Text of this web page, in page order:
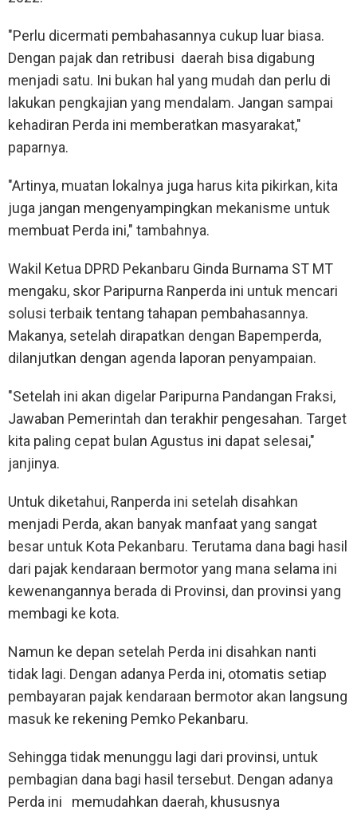
"Perlu dicermati pembahasannya cukup luar biasa.
Dengan pajak dan retribusi daerah bisa digabung
menjadi satu. Ini bukan hal yang mudah dan perlu di
lakukan pengkajian yang mendalam. Jangan sampai
kehadiran Perda ini memberatkan masyarakat,"
paparnya.
"Artinya, muatan lokalnya juga harus kita pikirkan, kita
juga jangan mengenyampingkan mekanisme untuk
membuat Perda ini," tambahnya.
Wakil Ketua DPRD Pekanbaru Ginda Burnama ST MT
mengaku, skor Paripurna Ranperda ini untuk mencari
solusi terbaik tentang tahapan pembahasannya.
Makanya, setelah dirapatkan dengan Bapemperda,
dilanjutkan dengan agenda laporan penyampaian.
"Setelah ini akan digelar Paripurna Pandangan Fraksi,
Jawaban Pemerintah dan terakhir pengesahan. Target
kita paling cepat bulan Agustus ini dapat selesai,"
janjinya.
Untuk diketahui, Ranperda ini setelah disahkan
menjadi Perda, akan banyak manfaat yang sangat
besar untuk Kota Pekanbaru. Terutama dana bagi hasil
dari pajak kendaraan bermotor yang mana selama ini
kewenangannya berada di Provinsi, dan provinsi yang
membagi ke kota.
Namun ke depan setelah Perda ini disahkan nanti
tidak lagi. Dengan adanya Perda ini, otomatis setiap
pembayaran pajak kendaraan bermotor akan langsung
masuk ke rekening Pemko Pekanbaru.
Sehingga tidak menunggu lagi dari provinsi, untuk
pembagian dana bagi hasil tersebut. Dengan adanya
Perda ini memudahkan daerah, khususnya